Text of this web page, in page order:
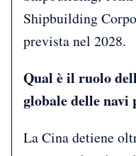
Shipbuilding
prevista nel 2028.
Qual è il ruolo
globale delle
La Cina detiene